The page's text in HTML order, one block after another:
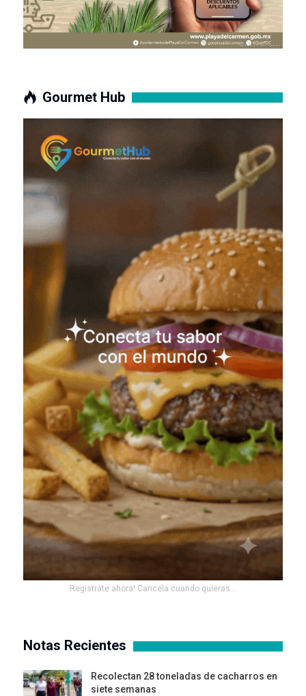
Gourmet Hub
Registrate ahora! Cancela cuando quieras...
Notas Recientes
Recolectan 28 toneladas de cacharros en
siete semanas